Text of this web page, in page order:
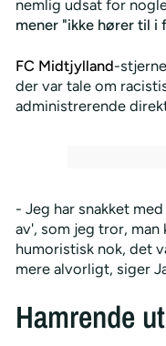
nemlig udsat for
mener "ikke hører til i
FC Midtjylland-
der var tale om
administrerende
- Jeg har snakket
av', som jeg tror,
humoristisk nok, det
mere alvorligt, siger
Hamrende